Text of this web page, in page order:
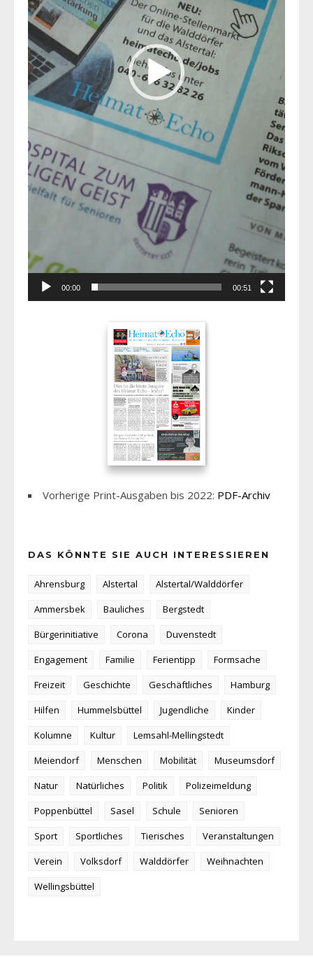
00:00 00:51
Vorherige Print-Ausgaben bis 2022: PDF-Archiv
DAS KÖNNTE SIE AUCH INTERESSIEREN
Ahrensburg Alstertal
Alstertal/Walddörfer
Ammersbek
Bauliches
Bergstedt
Bürgerinitiative
Corona
Duvenstedt
Engagement
Familie Ferientipp
Formsache
Freizeit
Geschichte Geschäftliches
Hamburg
Hilfen
Hummelsbüttel Jugendliche
Kinder
Kolumne
Kultur
Lemsahl-Mellingstedt
Meiendorf
Menschen Mobilität
Museumsdorf
Natur
Natürliches Politik
Polizeimeldung
Poppenbüttel
Sasel Schule
Senioren
Sport
Sportliches Tierisches
Veranstaltungen
Verein
Volksdorf Walddörfer
Weihnachten
Wellingsbüttel